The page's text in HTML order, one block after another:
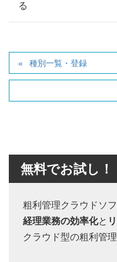
る
種別一覧・登録
無料でお試し！
粗利管理クラウドソ
経理業務の効率化と
クラウド型の粗利管